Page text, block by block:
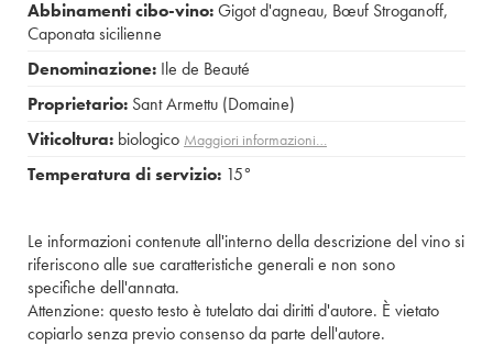
Abbinamenti cibo-vino:Gigot d'agneau, Bœuf Stroganoff,
Caponata sicilienne
Denominazione: Ile de Beauté
Proprietario: Sant Armettu (Domaine)
Viticoltura: biologico Maggiori informazioni…
Temperatura di servizio: 15°
Le informazioni contenute all'interno della descrizione del vino si
riferiscono alle sue caratteristiche generali e non sono
specifiche dell'annata.
Attenzione: questo testo è tutelato dai diritti d'autore. È vietato
copiarlo senza previo consenso da parte dell'autore.